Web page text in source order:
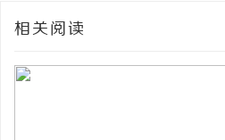
相关阅读